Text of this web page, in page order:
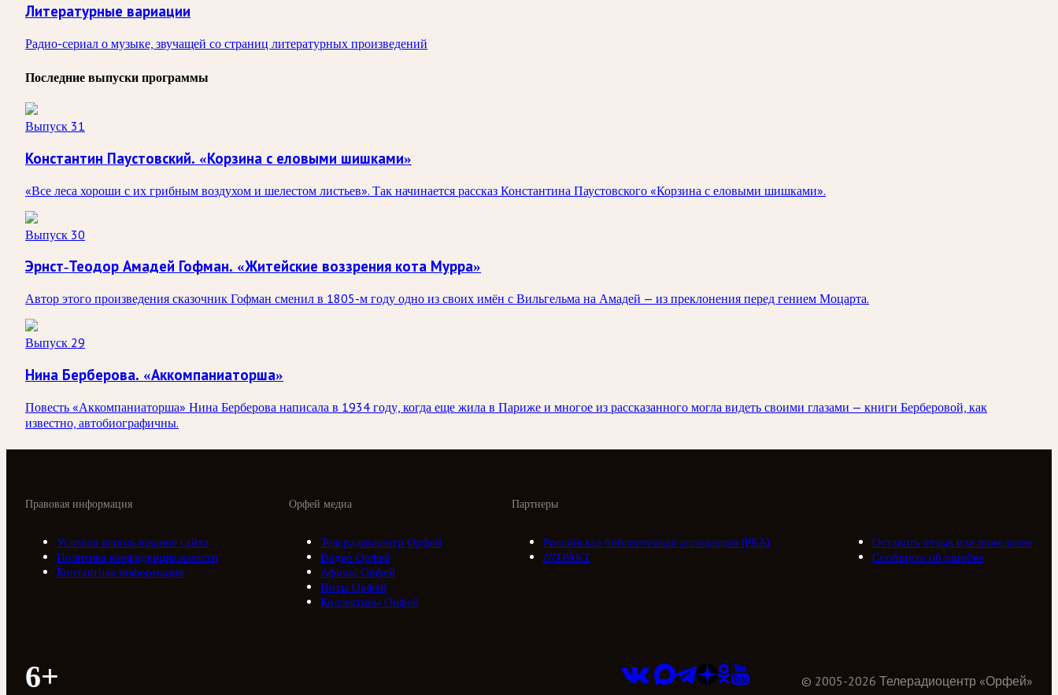
Литературные вариации
Радио-сериал о музыке, звучащей со страниц литературных произведений
Последние выпуски программы
Выпуск 31
Константин Паустовский. «Корзина с еловыми шишками»
«Все леса хороши с их грибным воздухом и шелестом листьев». Так начинается рассказ Константина Паустовского «Корзина с еловыми шишками».
Выпуск 30
Эрнст-Теодор Амадей Гофман. «Житейские воззрения кота Мурра»
Автор этого произведения сказочник Гофман сменил в 1805-м году одно из своих имён с Вильгельма на Амадей — из преклонения перед гением Моцарта.
Выпуск 29
Нина Берберова. «Аккомпаниаторша»
Повесть «Аккомпаниаторша» Нина Берберова написала в 1934 году, когда еще жила в Париже и многое из рассказанного могла видеть своими глазами — книги Берберовой, как
известно, автобиографичны.
Орфей медиа
Телерадиоцентр Орфей
Видео Орфей
Афиша Орфей
Ноты Орфей
Коллективы Орфей
Партнеры
Российская библиотечная ассоциация (РБА)
///ТРАКТ
Правовая информация
Условия использования сайта
Политика конфиденциальности
Контактная информация
Оставить отзыв или пожелание
Сообщить об ошибке
6+ © 2005-2026 Телерадиоцентр «Орфей»